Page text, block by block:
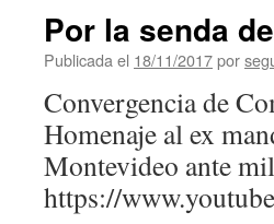
Por la senda
Publicada el 18/11/2017por
Convergencia de
Homenaje al ex
Montevideo ante
https://